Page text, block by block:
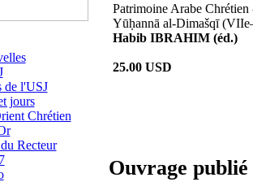
de l'USJ
jours
Chrétien
Recteur
Patrimoine Arabe
Yūḥannā al-Dimašqī
Habib IBRAHIM (éd.)
25.00 USD
Ouvrage publié